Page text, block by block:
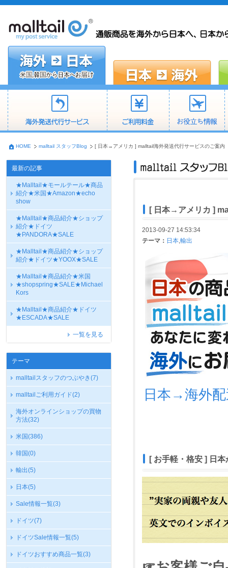
HOME malltail スタッフBlog [ 日本→アメリカ ] malltail海外発送代行サービスのご案内
最新の記事
★Malltail★モールテール★商品
紹介★米国★Amazon★echo
show
★Malltail★商品紹介★ショップ
紹介★ドイツ
★PANDORA★SALE
★Malltail★商品紹介★ショップ
紹介★ドイツ★YOOX★SALE
★Malltail★商品紹介★米国
★shopspring★SALE★Michael
Kors
★Malltail★商品紹介★ドイツ
★ESCADA★SALE
一覧を見る
テーマ
malltailスタッフのつぶやき(7)
malltailご利用ガイド(2)
海外オンラインショップの買物
方法(32)
米国(386)
韓国(0)
輸出(5)
日本(5)
Sale情報一覧(3)
ドイツ(7)
ドイツSale情報一覧(5)
ドイツおすすめ商品一覧(3)
[ 日本→アメリカ ]
2013-09-27 14:53:34
テーマ： 日本,輸出
日本→海外
[ お手軽・格安 ] 日